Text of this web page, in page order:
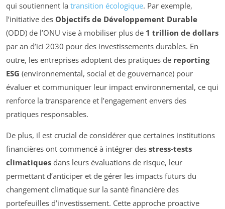
qui soutiennent la transition écologique. Par exemple,
l’initiative des Objectifs de Développement Durable
(ODD) de l’ONU vise à mobiliser plus de 1 trillion de dollars
par an d’ici 2030 pour des investissements durables. En
outre, les entreprises adoptent des pratiques de reporting
ESG (environnemental, social et de gouvernance) pour
évaluer et communiquer leur impact environnemental, ce qui
renforce la transparence et l’engagement envers des
pratiques responsables.
De plus, il est crucial de considérer que certaines institutions
financières ont commencé à intégrer des stress-tests
climatiques dans leurs évaluations de risque, leur
permettant d’anticiper et de gérer les impacts futurs du
changement climatique sur la santé financière des
portefeuilles d’investissement. Cette approche proactive